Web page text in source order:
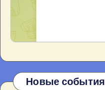
Новые события